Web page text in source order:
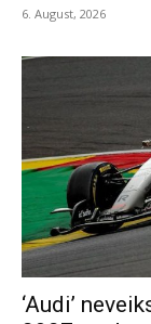
6. August, 2026
‘Audi’